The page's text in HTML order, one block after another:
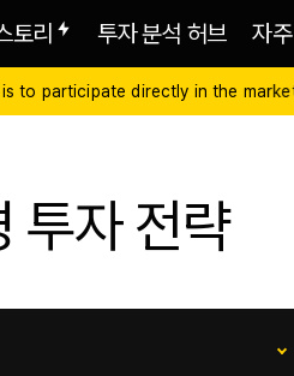
토리 투자 분석 허브 자
directly in the market.
투자 전략